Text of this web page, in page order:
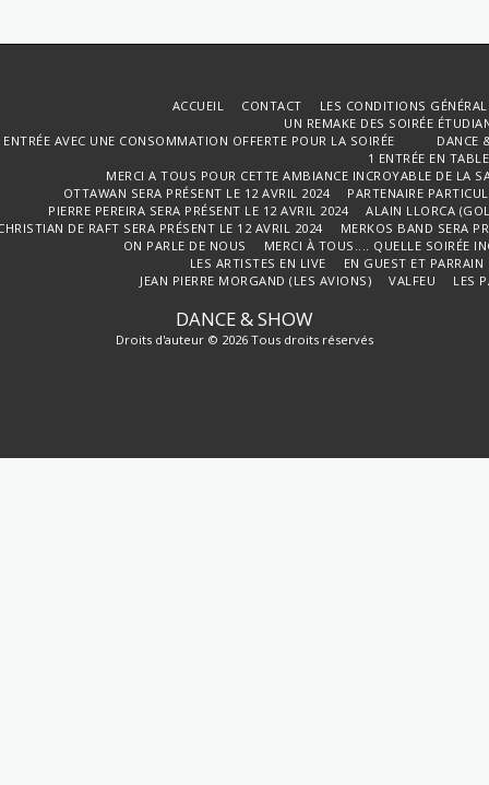
DANCE & SHOW
Droits d'auteur © 2026 Tous droits réservés
ACCUEIL CONTACT
LES CONDITIONS
UN REMAKE DES SOIRÉE
ENTRÉE AVEC UNE CONSOMMATION OFFERTE POUR LA SOIRÉE DANCE
1 ENTRÉE EN
MERCI A TOUS POUR CETTE AMBIANCE INCROYABLE DE LA
OTTAWAN SERA PRÉSENT LE 12 AVRIL 2024
PARTENAIRE
PIERRE PEREIRA SERA PRÉSENT LE 12 AVRIL 2024
ALAIN LLORCA
DE RAFT SERA PRÉSENT LE 12 AVRIL 2024
MERKOS BAND SERA
ON PARLE DE NOUS
MERCI À TOUS.... QUELLE SOIRÉE
LES ARTISTES EN LIVE
EN GUEST ET PARRAIN
JEAN PIERRE MORGAND (LES AVIONS)
VALFEU LES